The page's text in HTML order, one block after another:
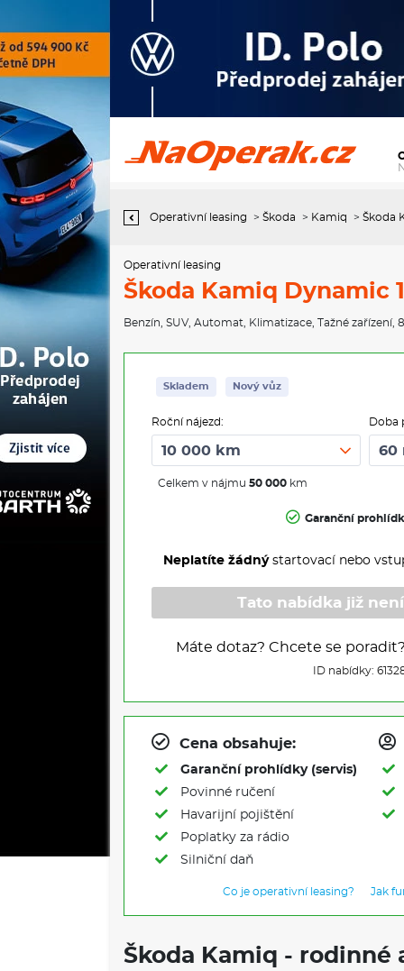
Operativní leasing Škoda Kamiq Dynamic 1,0 TSI 85 kW 7-stup.
automat.
Operativní leasing > Škoda > Kamiq > Škoda
Operativní leasing
Škoda Kamiq Dynamic
Benzín SUV, Automat Klimatizace Tažné zařízení,
Skladem Nový vůz
Roční nájezd:
Celkem v nájmu 50 000 km
Doba
Garanční
Neplatíte žádnýstartovací nebo
Tato nabídka již
Máte dotaz? Chcete se poradit?
ID nabídky:
Cena obsahuje:
Garanční prohlídky (servis)
Povinné ručení
Havarijní pojištění
Poplatky za rádio
Silniční daň
Co je operativní leasing? Jak
Škoda Kamiq - rodinné